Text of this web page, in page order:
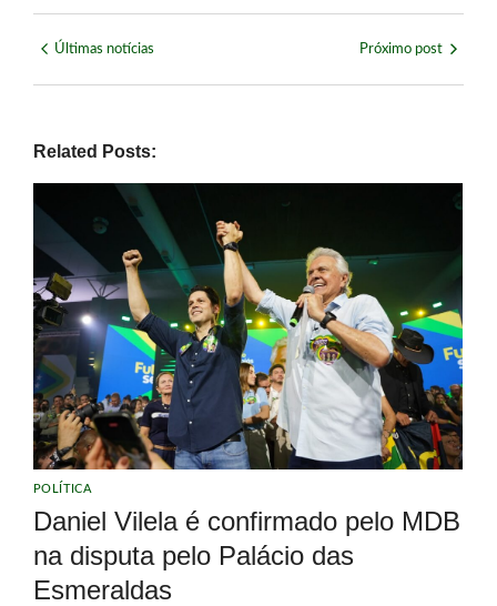
Últimas notícias Próximo post
Related Posts:
POLÍTICA
Daniel Vilela é confirmado pelo MDB
na disputa pelo Palácio das
Esmeraldas